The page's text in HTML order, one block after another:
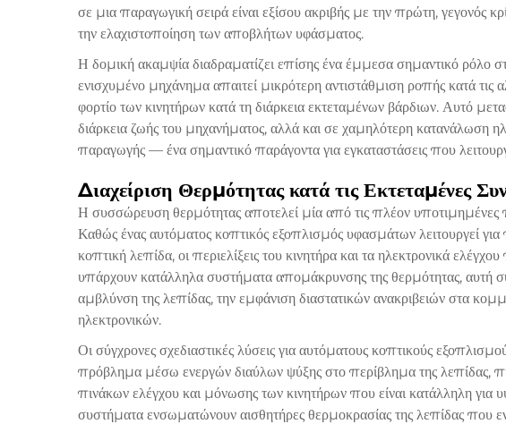
σε μια παραγωγική σειρά είναι εξίσου ακριβής με την πρώτη, γεγονός
την ελαχιστοποίηση των αποβλήτων υφάσματος.
Η δομική ακαμψία διαδραματίζει επίσης ένα έμμεσα σημαντικό ρόλο
ενισχυμένο μηχάνημα απαιτεί μικρότερη αντιστάθμιση ροπής κατά τις
φορτίο των κινητήρων κατά τη διάρκεια εκτεταμένων βάρδιων. Αυτό
διάρκεια ζωής του μηχανήματος, αλλά και σε χαμηλότερη κατανάλωση
παραγωγής — ένα σημαντικό παράγοντα για εγκαταστάσεις που
Διαχείριση Θερμότητας κατά τις Εκτεταμένες
Η συσσώρευση θερμότητας αποτελεί μία από τις πλέον υποτιμημένες
Καθώς ένας αυτόματος κοπτικός εξοπλισμός υφασμάτων λειτουργεί
κοπτική λεπίδα, οι περιελίξεις του κινητήρα και τα ηλεκτρονικά
υπάρχουν κατάλληλα συστήματα απομάκρυνσης της θερμότητας, αυτή
αμβλύνση της λεπίδας, την εμφάνιση διαστατικών ανακριβειών στα
ηλεκτρονικών.
Οι σύγχρονες σχεδιαστικές λύσεις για αυτόματους κοπτικούς
πρόβλημα μέσω ενεργών διαύλων ψύξης στο περίβλημα της λεπίδας,
πινάκων ελέγχου και μόνωσης των κινητήρων που είναι κατάλληλη για
συστήματα ενσωματώνουν αισθητήρες θερμοκρασίας της λεπίδας που